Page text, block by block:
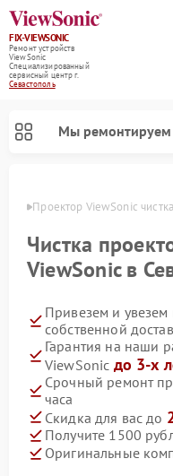
FIX-VIEWSONIC
Ремонт устройств
ViewSonic
Специализированный
cервисный центр г.
Севастополь
Мы ремонтируем
Проектор ViewSonic
Чистка
ViewSonic в
Привезем и
собственной
Гарантия на наши
ViewSonic до 3-х
Срочный ремонт
часа
Скидка для вас до
Получите 1500
Оригинальные